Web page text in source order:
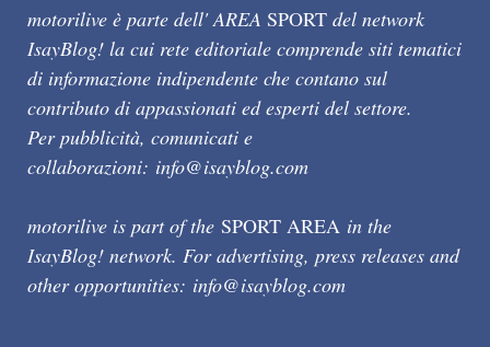
motorilive è parte dell' AREA SPORT del network
IsayBlog! la cui rete editoriale comprende siti tematici
di informazione indipendente che contano sul
contributo di appassionati ed esperti del settore.
Per pubblicità, comunicati e
collaborazioni: info@isayblog.com
motorilive is part of the SPORT AREA in the
IsayBlog! network. For advertising, press releases and
other opportunities: info@isayblog.com